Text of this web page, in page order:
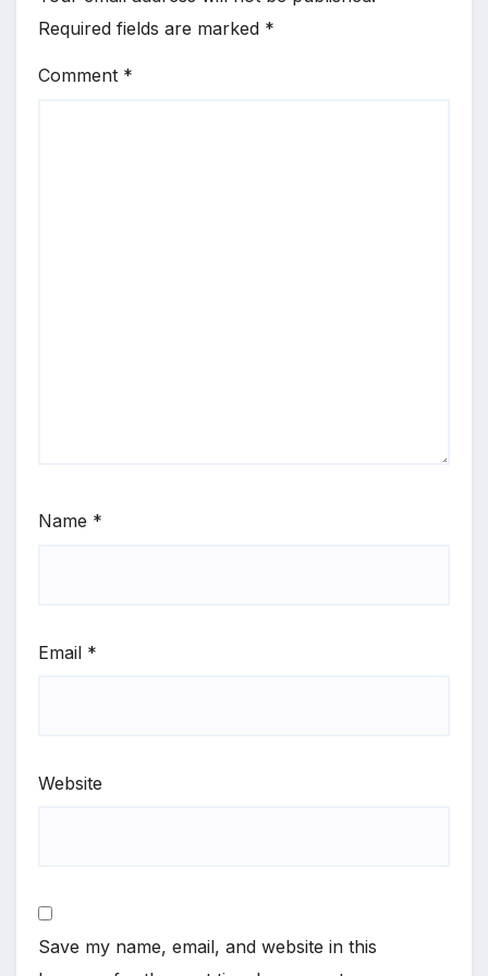
Required fields are marked *
Comment *
Name *
Email *
Website
Save my name, email, and website in this